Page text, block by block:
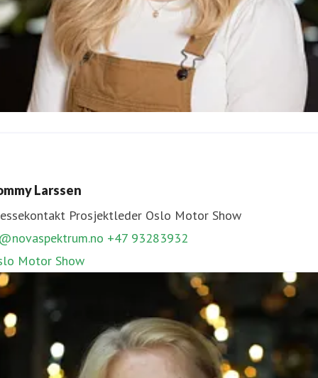
TravelXpo
Larssen
Prosjektleder Oslo Motor Show
+47 93283932
Motor Show